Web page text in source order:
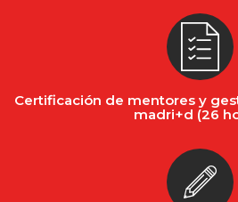
Certificación de mentores y
madri+d (26